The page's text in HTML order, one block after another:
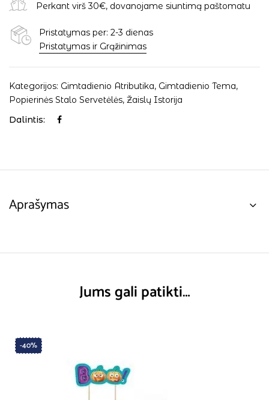
Perkant virš 30€, dovanojame siuntimą paštomatu
Pristatymas per: 2-3 dienas
Pristatymas ir Grąžinimas
Kategorijos: Gimtadienio Atributika, Gimtadienio Tema,
Popierinės Stalo Servetėlės, Žaislų Istorija
Dalintis:
Aprašymas
Jums gali patikti…
-40%